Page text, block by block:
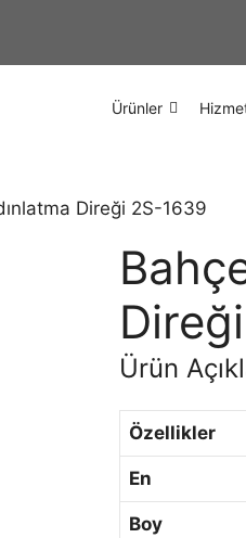
Ürünler
Direği 2S-1639
Ürün
Özellikler
En
Boy